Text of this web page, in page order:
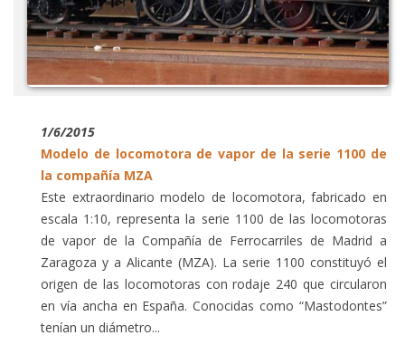
1/6/2015
Modelo de locomotora de vapor de la serie 1100 de
la compañía MZA
Este extraordinario modelo de locomotora, fabricado en
escala 1:10, representa la serie 1100 de las locomotoras
de vapor de la Compañía de Ferrocarriles de Madrid a
Zaragoza y a Alicante (MZA). La serie 1100 constituyó el
origen de las locomotoras con rodaje 240 que circularon
en vía ancha en España. Conocidas como “Mastodontes”
tenían un diámetro...